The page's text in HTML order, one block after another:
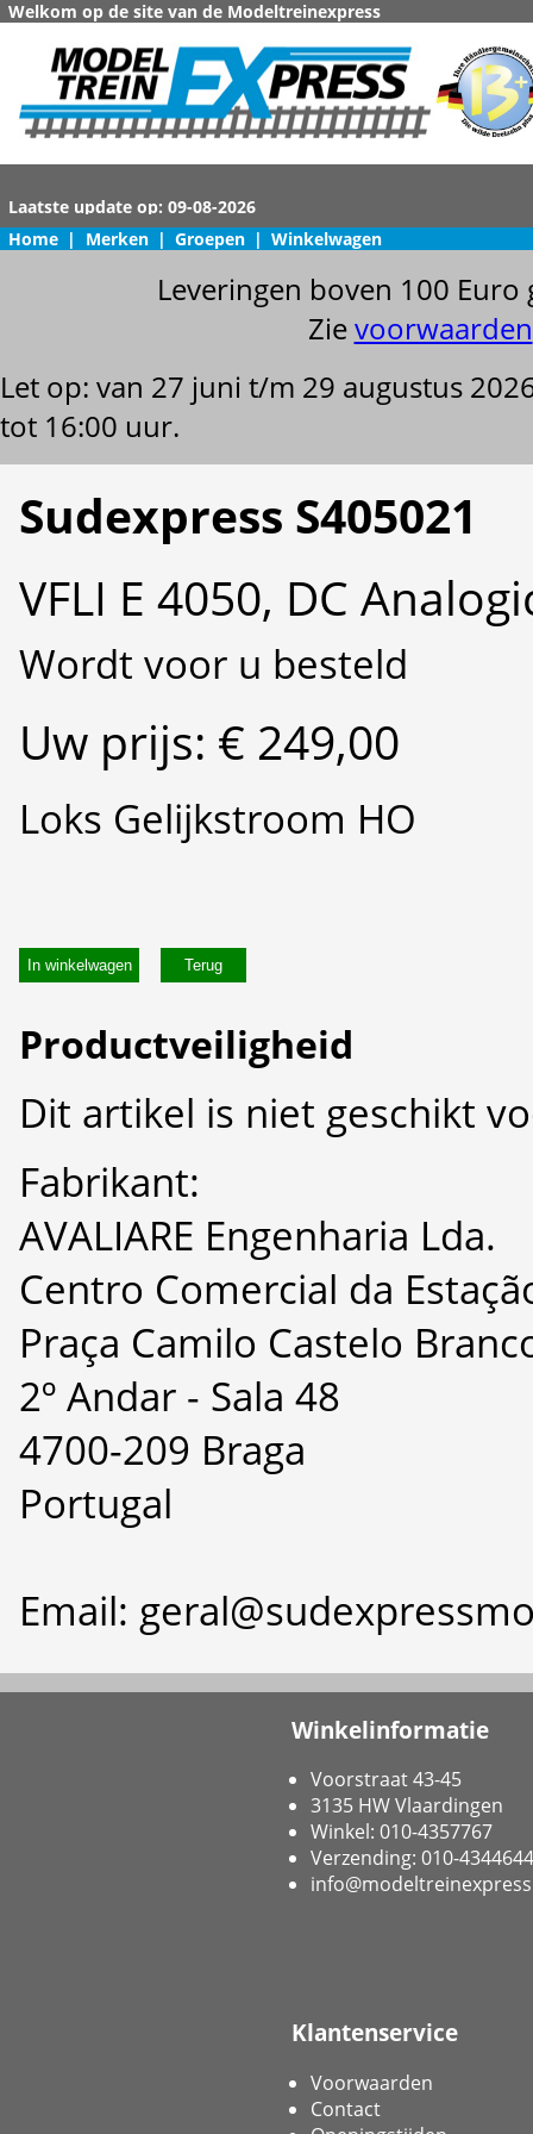
Welkom op de site van de Modeltreinexpress
Home | Merken | Groepen | Winkelwagen
Leveringen boven 100
Zievoorwaarden
Let op: van 27 juni t/m 29 augustus
tot 16:00 uur.
Sudexpress S405021
VFLI E 4050, DC
Wordt voor u besteld
Uw prijs: € 249,00
Loks Gelijkstroom HO
In winkelwagen
Productveiligheid
Dit artikel is niet geschikt
Fabrikant:
AVALIARE Engenharia Lda.
Centro Comercial da
Praça Camilo Castelo
2º Andar - Sala 48
4700-209 Braga
Portugal
Email:
Winkelinformatie
Voorstraat 43-45
3135 HW Vlaardingen
Winkel: 010-4357767
Verzending: 010-4344644
Klantenservice
Voorwaarden
Contact